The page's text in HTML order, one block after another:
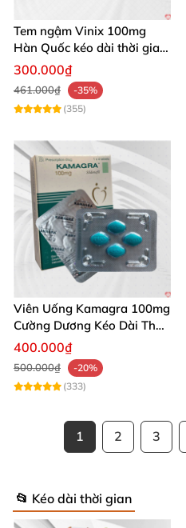
Tem ngậm Vinix 100mg
Hàn Quốc kéo dài thời gian
quan hệ nam giới
300.000₫
461.000₫
-35%
(355)
Viên Uống Kamagra 100mg
Cường Dương Kéo Dài Thời
Gian
400.000₫
500.000₫
-20%
(333)
1 2 3
📂 Kéo dài thời gian